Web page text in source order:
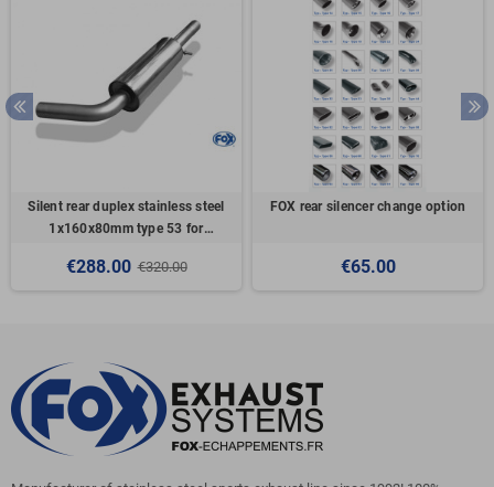
Silent rear duplex stainless steel
1x160x80mm type 53 for
€288.00 €320.00
FOX rear silencer change option
€65.00